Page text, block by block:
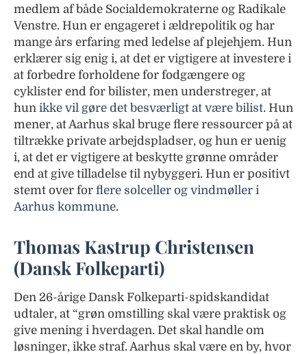
medlem af både Socialdemokraterne og Radikale
Venstre. Hun er engageret i ældrepolitik og har
mange års erfaring med ledelse af plejehjem. Hun
erklærer sig enig i, at det er vigtigere at investere i
at forbedre forholdene for fodgængere og
cyklister end for bilister, men understreger, at
hun ikke vil gøre det besværligt at være bilist. Hun
mener, at Aarhus skal bruge flere ressourcer på at
tiltrække private arbejdspladser, og hun er uenig
i, at det er vigtigere at beskytte grønne områder
end at give tilladelse til nybyggeri. Hun er positivt
stemt over for flere solceller og vindmøller i
Aarhus kommune.
Thomas Kastrup Christensen
(Dansk Folkeparti)
Den 26-årige Dansk Folkeparti-spidskandidat
udtaler, at “grøn omstilling skal være praktisk og
give mening i hverdagen. Det skal handle om
løsninger, ikke straf. Aarhus skal være en by, hvor